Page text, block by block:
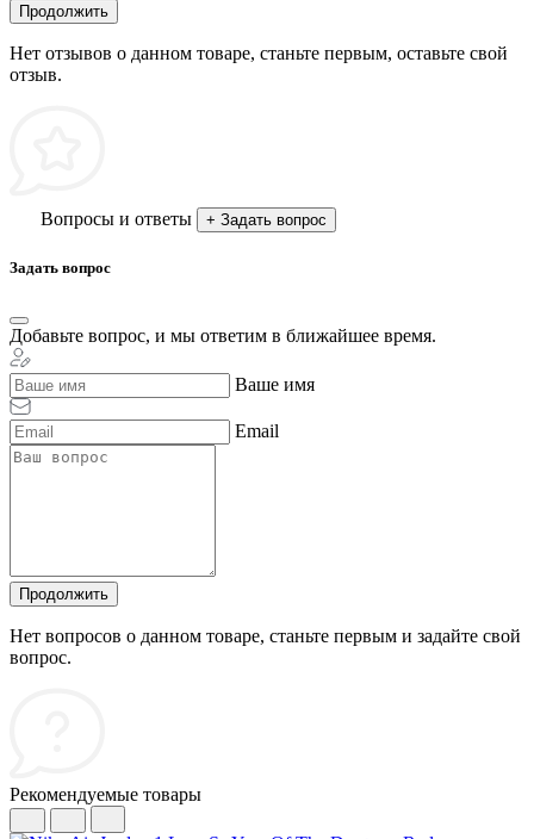
Продолжить
Нет отзывов о данном товаре, станьте первым, оставьте свой
отзыв.
Вопросы и ответы + Задать вопрос
Задать вопрос
Добавьте вопрос, и мы ответим в ближайшее время.
Ваше имя
Email
Продолжить
Нет вопросов о данном товаре, станьте первым и задайте свой
вопрос.
Рекомендуемые товары